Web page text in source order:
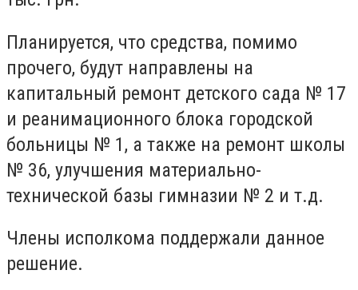
Планируется, что средства, помимо
прочего, будут направлены на
капитальный ремонт детского сада № 17
и реанимационного блока городской
больницы № 1, а также на ремонт школы
№ 36, улучшения материально-
технической базы гимназии № 2 и т.д.
Члены исполкома поддержали данное
решение.